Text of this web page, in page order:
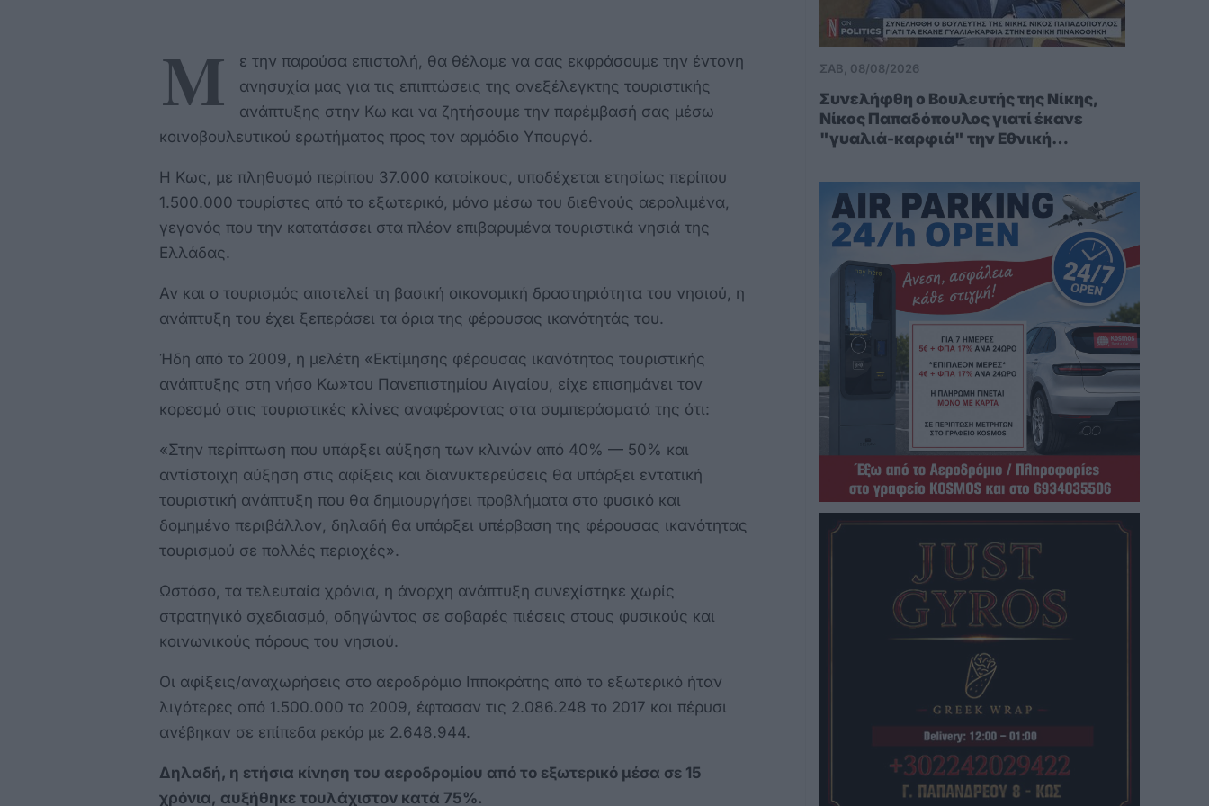
Μ
ε την παρούσα επιστολή, θα θέλαμε να σας εκφράσουμε την έντονη
ανησυχία μας για τις επιπτώσεις της ανεξέλεγκτης τουριστικής
ανάπτυξης στην Κω και να ζητήσουμε την παρέμβασή σας μέσω
κοινοβουλευτικού ερωτήματος προς τον αρμόδιο Υπουργό.
Η Κως, με πληθυσμό περίπου 37.000 κατοίκους, υποδέχεται ετησίως περίπου
1.500.000 τουρίστες από το εξωτερικό, μόνο μέσω του διεθνούς αερολιμένα,
γεγονός που την κατατάσσει στα πλέον επιβαρυμένα τουριστικά νησιά της
Ελλάδας.
Αν και ο τουρισμός αποτελεί τη βασική οικονομική δραστηριότητα του νησιού, η
ανάπτυξη του έχει ξεπεράσει τα όρια της φέρουσας ικανότητάς του.
Ήδη από το 2009, η μελέτη «Εκτίμησης φέρουσας ικανότητας τουριστικής
ανάπτυξης στη νήσο Κω»του Πανεπιστημίου Αιγαίου, είχε επισημάνει τον
κορεσμό στις τουριστικές κλίνες αναφέροντας στα συμπεράσματά της ότι:
«Στην περίπτωση που υπάρξει αύξηση των κλινών από 40% — 50% και
αντίστοιχη αύξηση στις αφίξεις και διανυκτερεύσεις θα υπάρξει εντατική
τουριστική ανάπτυξη που θα δημιουργήσει προβλήματα στο φυσικό και
δομημένο περιβάλλον, δηλαδή θα υπάρξει υπέρβαση της φέρουσας ικανότητας
τουρισμού σε πολλές περιοχές».
Ωστόσο, τα τελευταία χρόνια, η άναρχη ανάπτυξη συνεχίστηκε χωρίς
στρατηγικό σχεδιασμό, οδηγώντας σε σοβαρές πιέσεις στους φυσικούς και
κοινωνικούς πόρους του νησιού.
Οι αφίξεις/αναχωρήσεις στο αεροδρόμιο Ιπποκράτης από το εξωτερικό ήταν
λιγότερες από 1.500.000 το 2009, έφτασαν τις 2.086.248 το 2017 και πέρυσι
ανέβηκαν σε επίπεδα ρεκόρ με 2.648.944.
Δηλαδή, η ετήσια κίνηση του αεροδρομίου από το εξωτερικό μέσα σε 15
χρόνια, αυξήθηκε τουλάχιστον κατά 75%.
ΣΑΒ, 08/08/2026
Συνελήφθη ο Bουλευτής της Νίκης,
Νίκος Παπαδόπουλος γιατί έκανε
"γυαλιά-καρφιά" την Εθνική